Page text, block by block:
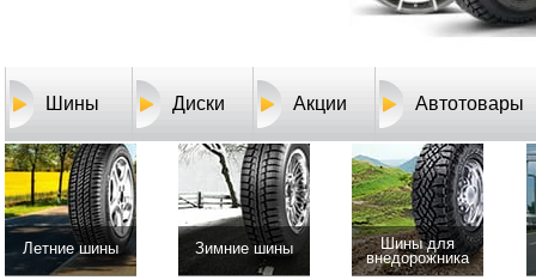
Шины Диски Акции Автотовары
Летние шины Зимние шины
Шины для
внедорожника